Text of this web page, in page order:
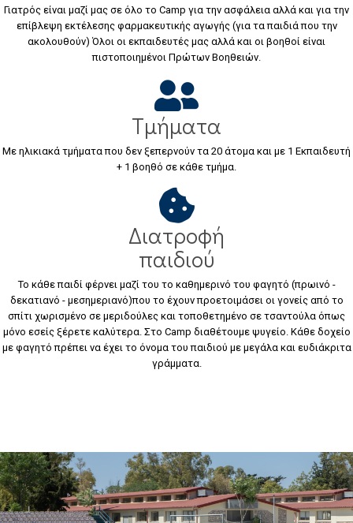
Γιατρός είναι μαζί μας σε όλο το Camp για την ασφάλεια αλλά και για την
επίβλεψη εκτέλεσης φαρμακευτικής αγωγής (για τα παιδιά που την
ακολουθούν) Όλοι οι εκπαιδευτές μας αλλά και οι βοηθοί είναι
πιστοποιημένοι Πρώτων Βοηθειών.
Τμήματα
Με ηλικιακά τμήματα που δεν ξεπερνούν τα 20 άτομα και με 1 Εκπαιδευτή
+ 1 βοηθό σε κάθε τμήμα.
Διατροφή
παιδιού
Το κάθε παιδί φέρνει μαζί του το καθημερινό του φαγητό (πρωινό -
δεκατιανό - μεσημεριανό)που το έχουν προετοιμάσει οι γονείς από το
σπίτι χωρισμένο σε μεριδούλες και τοποθετημένο σε τσαντούλα όπως
μόνο εσείς ξέρετε καλύτερα. Στο Camp διαθέτουμε ψυγείο. Κάθε δοχείο
με φαγητό πρέπει να έχει το όνομα του παιδιού με μεγάλα και ευδιάκριτα
γράμματα.